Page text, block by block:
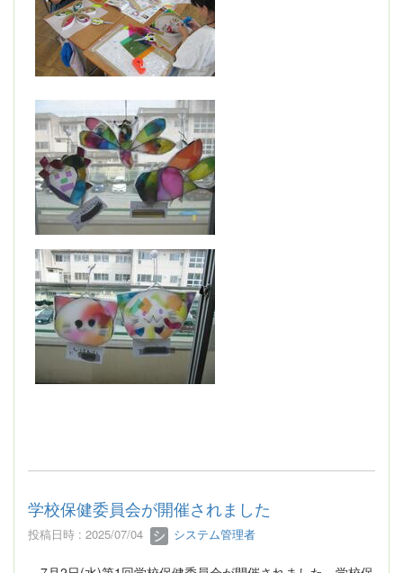
学校保健委員会が開催されました
投稿日時 : 2025/07/04 システム管理者